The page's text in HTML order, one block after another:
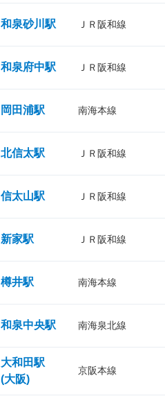
和泉砂川駅 ＪＲ阪和線
和泉府中駅 ＪＲ阪和線
岡田浦駅 南海本線
北信太駅 ＪＲ阪和線
信太山駅 ＪＲ阪和線
新家駅 ＪＲ阪和線
樽井駅 南海本線
和泉中央駅 南海泉北線
大和田駅
(大阪)
京阪本線